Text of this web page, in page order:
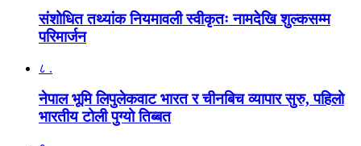
संशोधित तथ्यांक नियमावली स्वीकृतः नामदेखि शुल्कसम्म
परिमार्जन
८ .
नेपाल भूमि लिपुलेकवाट भारत र चीनबिच व्यापार सुरु, पहिलो
भारतीय टोली पुग्यो तिब्बत